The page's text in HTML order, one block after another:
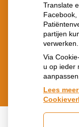
Translate
Facebook,
partijen
verwerken.
Via
u op ieder
aanpassen.
Lees